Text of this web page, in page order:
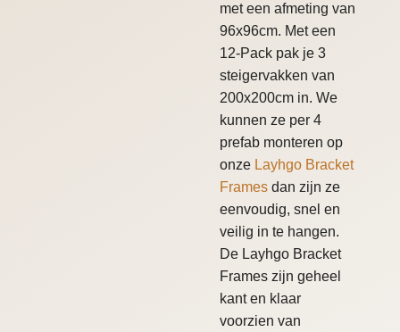
met een afmeting van
96x96cm. Met een
12-Pack pak je 3
steigervakken van
200x200cm in. We
kunnen ze per 4
prefab monteren op
onze Layhgo Bracket
Framesdan zijn ze
eenvoudig, snel en
veilig in te hangen.
De Layhgo Bracket
Frames zijn geheel
kant en klaar
voorzien van